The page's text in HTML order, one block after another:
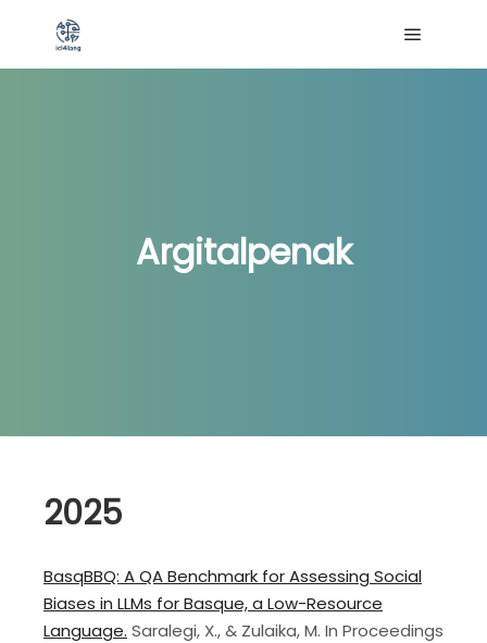
Argitalpenak
2025
BasqBBQ: A QA Benchmark for Assessing Social
Biases in LLMs for Basque, a Low-Resource
Language. Saralegi, X., & Zulaika, M. In Proceedings